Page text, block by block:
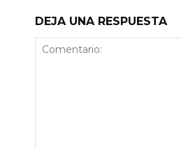
DEJA UNA RESPUESTA